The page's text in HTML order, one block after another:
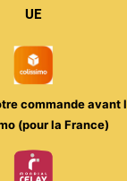
UE
commande avant
(pour la France)